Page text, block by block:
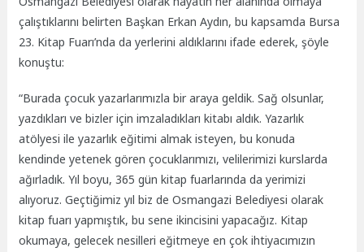
çalıştıklarını belirten Başkan Erkan Aydın, bu kapsamda Bursa
23. Kitap Fuarı’nda da yerlerini aldıklarını ifade ederek, şöyle
konuştu:
“Burada çocuk yazarlarımızla bir araya geldik. Sağ olsunlar,
yazdıkları ve bizler için imzaladıkları kitabı aldık. Yazarlık
atölyesi ile yazarlık eğitimi almak isteyen, bu konuda
kendinde yetenek gören çocuklarımızı, velilerimizi kurslarda
ağırladık. Yıl boyu, 365 gün kitap fuarlarında da yerimizi
alıyoruz. Geçtiğimiz yıl biz de Osmangazi Belediyesi olarak
kitap fuarı yapmıştık, bu sene ikincisini yapacağız. Kitap
okumaya, gelecek nesilleri eğitmeye en çok ihtiyacımızın